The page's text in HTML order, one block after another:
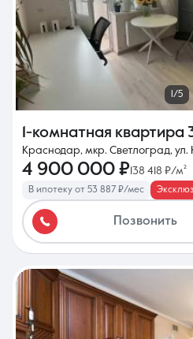
1/5
1-комнатная квартира
Краснодар, мкр. Светлоград, ул.
4 900 000 ₽ 138 418 ₽/м²
В ипотеку от 53 887 ₽/мес
Позвонить